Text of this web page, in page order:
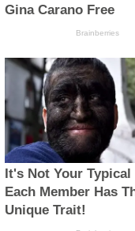
Gina Carano Free
Brainberries
It's Not Your Typical
Each Member Has
Unique Trait!